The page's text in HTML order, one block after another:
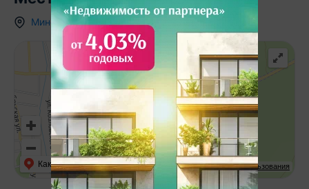
Минская область, г. Крупки ул. Беляева
Условия использования
Как добраться API Карт